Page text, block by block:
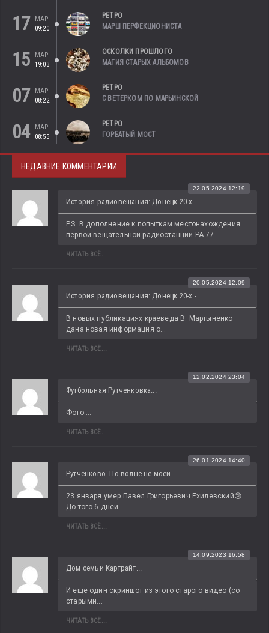
17
МАР
09:20
РЕТРО
МАРШ ПЕРФЕКЦИОНИСТА
15
МАР
19:03
ОСКОЛКИ ПРОШЛОГО
МАГИЯ СТАРЫХ АЛЬБОМОВ
07
МАР
08:22
РЕТРО
С ВЕТЕРКОМ ПО МАРЬИНСКОЙ
04
МАР
08:55
РЕТРО
ГОРБАТЫЙ МОСТ
НЕДАВНИЕ КОММЕНТАРИИ
История радиовещания: Донецк 20-х -...
22.05.2024 12:19
P.S. В дополнение к попыткам местонахождения
первой вещательной радиостанции РА-77...
ЧИТАТЬ ВСЁ...
История радиовещания: Донецк 20-х -...
20.05.2024 12:09
В новых публикациях краеведа В. Мартыненко
дана новая информация о...
ЧИТАТЬ ВСЁ...
Футбольная Рутченковка...
12.02.2024 23:04
Фото:...
ЧИТАТЬ ВСЁ...
Рутченково. По волне не моей...
26.01.2024 14:40
23 января умер Павел Григорьевич Ехилевский😢
До того 6 дней...
ЧИТАТЬ ВСЁ...
Дом семьи Картрайт...
14.09.2023 16:58
И еще один скриншот из этого старого видео (со
старыми...
ЧИТАТЬ ВСЁ...